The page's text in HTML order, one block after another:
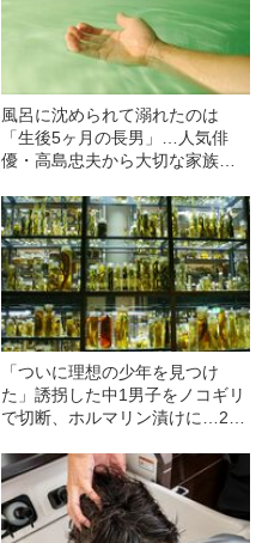
風呂に沈められて溺れたのは
「生後5ヶ月の長男」…人気俳
優・高島忠夫から大切な家族を
39年の事件）
「ついに理想の少年を見つけ
た」誘拐した中1男子をノコギリ
で切断、ホルマリン漬けに…26
由”（昭和32年の事件）